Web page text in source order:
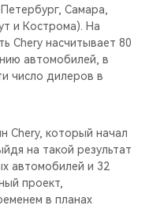
Самара,
и Кострома). На
Chery насчитывает 80
автомобилей, в
число дилеров в
Chery, который начал
на такой результат
автомобилей и 32
проект,
в планах